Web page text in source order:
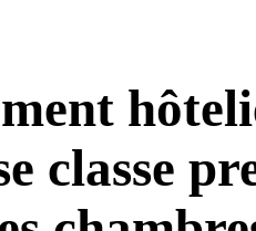
classe